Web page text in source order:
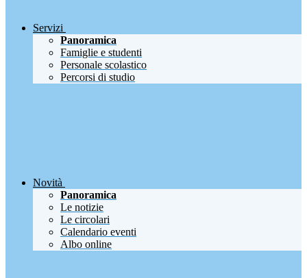
Servizi
Panoramica
Famiglie e studenti
Personale scolastico
Percorsi di studio
Novità
Panoramica
Le notizie
Le circolari
Calendario eventi
Albo online